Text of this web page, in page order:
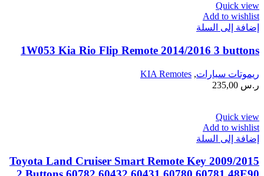
Quick view
Add to wishlist
إضافة إلى السلة
1W053 Kia Rio Flip Remote 2014/2016 3 buttons
ريموتات سيارات,
KIA Remotes
ر.س
Quick view
Add to wishlist
إضافة إلى السلة
2009/2015 Toyota Land Cruiser Smart Remote Key